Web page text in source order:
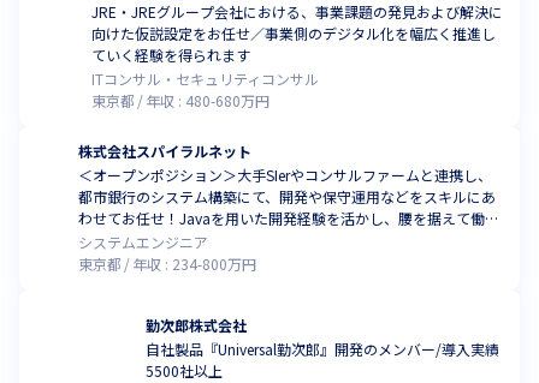
JRE・JREグループ会社における、事業課題の発見および解決に
向けた仮説設定をお任せ／事業側のデジタル化を幅広く推進し
ていく経験を得られます
ITコンサル・セキュリティコンサル
東京都
年収 : 480-680万円
株式会社スパイラルネット
＜オープンポジション＞大手SIerやコンサルファームと連携し、
都市銀行のシステム構築にて、開発や保守運用などをスキルにあ
わせてお任せ！Javaを用いた開発経験を活かし、腰を据えて働き
ませんか
システムエンジニア
東京都
年収 : 234-800万円
勤次郎株式会社
自社製品『Universal勤次郎』開発のメンバー/導入実績
5500社以上